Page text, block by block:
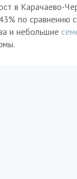
в Карачаево-
по сравнению
и небольшие